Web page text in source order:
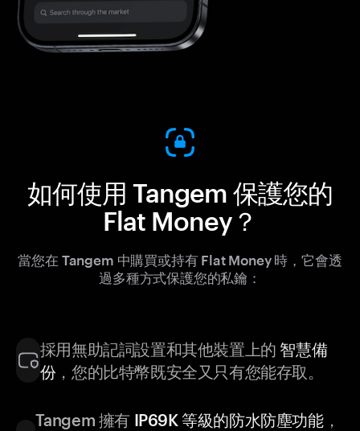
如何使用 Tangem 保護您的
Flat Money？
當您在 Tangem 中購買或持有 Flat Money 時，它會透
過多種方式保護您的私鑰：
採用無助記詞設置和其他裝置上的 智慧備
份，您的比特幣既安全又只有您能存取。
Tangem 擁有 IP69K 等級的防水防塵功能，